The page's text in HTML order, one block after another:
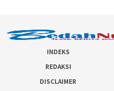
INDEKS
REDAKSI
DISCLAIMER